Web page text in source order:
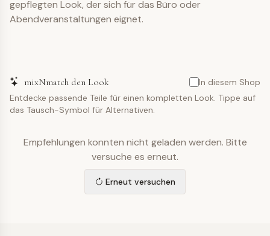
gepflegten Look, der sich für das Büro oder
Abendveranstaltungen eignet.
mixNmatch den Look
In diesem Shop
Entdecke passende Teile für einen kompletten Look. Tippe auf
das Tausch-Symbol für Alternativen.
Empfehlungen konnten nicht geladen werden. Bitte
versuche es erneut.
Erneut versuchen